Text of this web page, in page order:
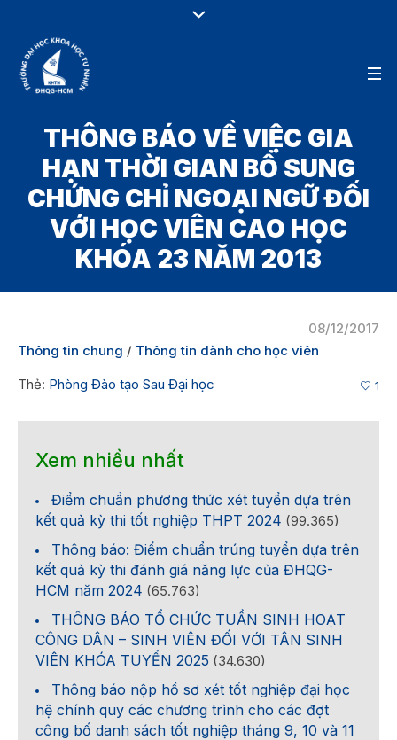
THÔNG BÁO VỀ VIỆC GIA
HẠN THỜI GIAN BỔ SUNG
CHỨNG CHỈ NGOẠI NGỮ ĐỐI
VỚI HỌC VIÊN CAO HỌC
KHÓA 23 NĂM 2013
08/12/2017
Thông tin chung / Thông tin dành cho học viên
Thẻ: Phòng Đào tạo Sau Đại học 1
Xem nhiều nhất
Điểm chuẩn phương thức xét tuyển dựa trên
kết quả kỳ thi tốt nghiệp THPT 2024 (99.365)
Thông báo: Điểm chuẩn trúng tuyển dựa trên
kết quả kỳ thi đánh giá năng lực của ĐHQG-
HCM năm 2024 (65.763)
THÔNG BÁO TỔ CHỨC TUẦN SINH HOẠT
CÔNG DÂN – SINH VIÊN ĐỐI VỚI TÂN SINH
VIÊN KHÓA TUYỂN 2025 (34.630)
Thông báo nộp hồ sơ xét tốt nghiệp đại học
hệ chính quy các chương trình cho các đợt
công bố danh sách tốt nghiệp tháng 9, 10 và 11